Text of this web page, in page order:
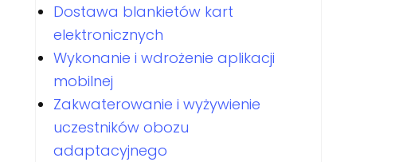
Dostawa blankietów kart
elektronicznych
Wykonanie i wdrożenie aplikacji
mobilnej
Zakwaterowanie i wyżywienie
uczestników obozu
adaptacyjnego